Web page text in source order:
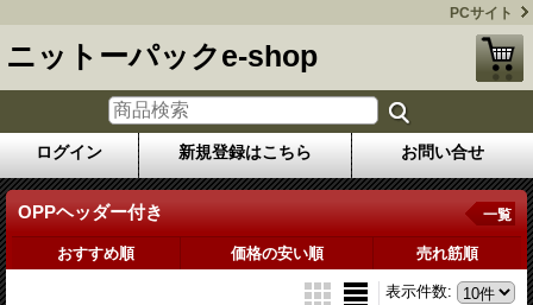
PCサイト
ニットーパックe-shop
ログイン 新規登録はこちら お問い合せ
OPPヘッダー付き 一覧
おすすめ順 価格の安い順 売れ筋順
表示件数: